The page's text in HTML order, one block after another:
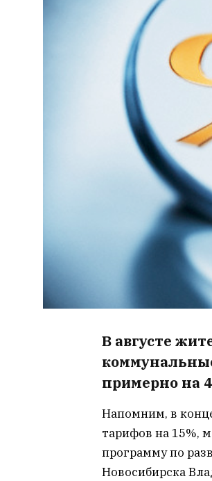
В августе
примерно на
Напомним, в
тарифов на 15%,
программу по
Новосибирска